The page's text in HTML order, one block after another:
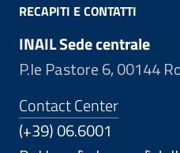
RECAPITI E CONTATTI
INAIL Sede centrale
P.le Pastore 6, 00144
Contact Center
(+39) 06.6001